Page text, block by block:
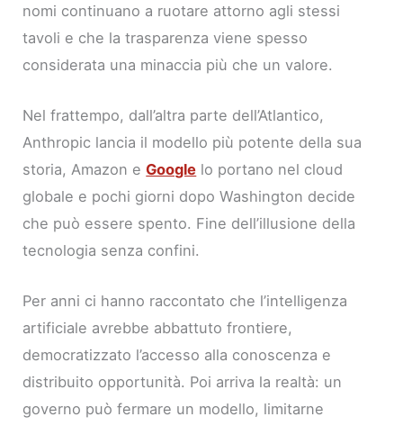
nomi continuano a ruotare attorno agli stessi
tavoli e che la trasparenza viene spesso
considerata una minaccia più che un valore.
Nel frattempo, dall’altra parte dell’Atlantico,
Anthropic lancia il modello più potente della sua
storia, Amazon eGoogle lo portano nel cloud
globale e pochi giorni dopo Washington decide
che può essere spento. Fine dell’illusione della
tecnologia senza confini.
Per anni ci hanno raccontato che l’intelligenza
artificiale avrebbe abbattuto frontiere,
democratizzato l’accesso alla conoscenza e
distribuito opportunità. Poi arriva la realtà: un
governo può fermare un modello, limitarne